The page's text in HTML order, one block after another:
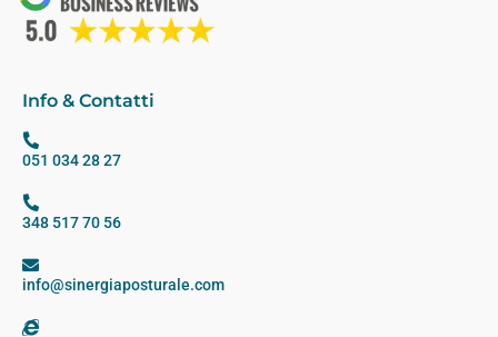
Info & Contatti
051 034 28 27
348 517 70 56
info@sinergiaposturale.com